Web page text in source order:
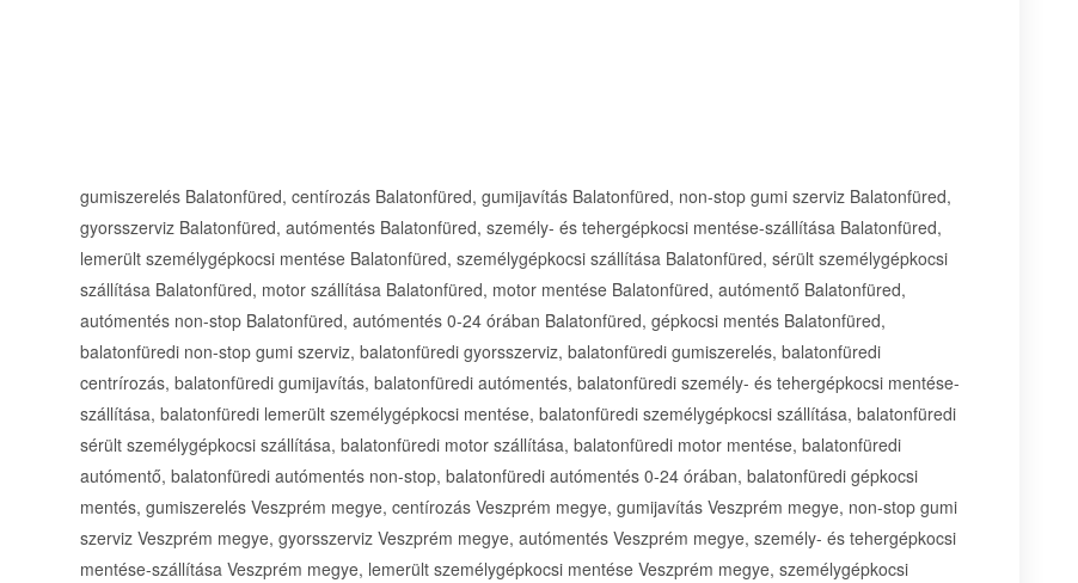
gumiszerelés Balatonfüred, centírozás Balatonfüred, gumijavítás Balatonfüred, non-stop gumi szerviz Balatonfüred,
gyorsszerviz Balatonfüred, autómentés Balatonfüred, személy- és tehergépkocsi mentése-szállítása Balatonfüred,
lemerült személygépkocsi mentése Balatonfüred, személygépkocsi szállítása Balatonfüred, sérült személygépkocsi
szállítása Balatonfüred, motor szállítása Balatonfüred, motor mentése Balatonfüred, autómentő Balatonfüred,
autómentés non-stop Balatonfüred, autómentés 0-24 órában Balatonfüred, gépkocsi mentés Balatonfüred,
balatonfüredi non-stop gumi szerviz, balatonfüredi gyorsszerviz, balatonfüredi gumiszerelés, balatonfüredi
centrírozás, balatonfüredi gumijavítás, balatonfüredi autómentés, balatonfüredi személy- és tehergépkocsi mentése-
szállítása, balatonfüredi lemerült személygépkocsi mentése, balatonfüredi személygépkocsi szállítása, balatonfüredi
sérült személygépkocsi szállítása, balatonfüredi motor szállítása, balatonfüredi motor mentése, balatonfüredi
autómentő, balatonfüredi autómentés non-stop, balatonfüredi autómentés 0-24 órában, balatonfüredi gépkocsi
mentés, gumiszerelés Veszprém megye, centírozás Veszprém megye, gumijavítás Veszprém megye, non-stop gumi
szerviz Veszprém megye, gyorsszerviz Veszprém megye, autómentés Veszprém megye, személy- és tehergépkocsi
mentése-szállítása Veszprém megye, lemerült személygépkocsi mentése Veszprém megye, személygépkocsi